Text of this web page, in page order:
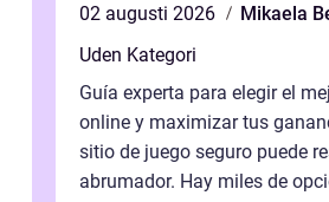
02 augusti 2026
Mikaela
Uden Kategori
Guía experta para elegir el
online y maximizar tus
sitio de juego seguro puede
abrumador. Hay miles de